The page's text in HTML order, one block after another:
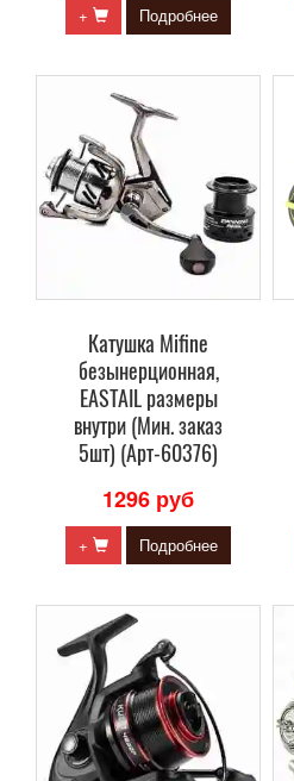
+ Подробнее
Катушка Mifine
безынерционная,
EASTAIL размеры
внутри (Мин. заказ
5шт) (Арт-60376)
1296 руб
+ Подробнее